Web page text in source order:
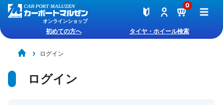
オンラインショップ
0
初めての方へ タイヤ・ホイール検索
ログイン
ログイン